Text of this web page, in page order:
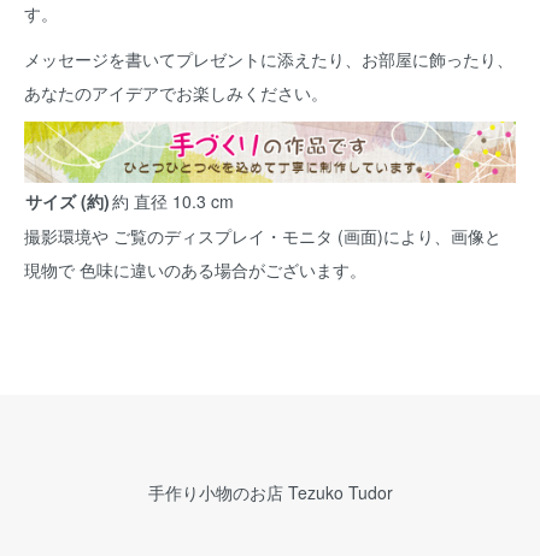
す。
メッセージを書いてプレゼントに添えたり、お部屋に飾ったり、
あなたのアイデアでお楽しみください。
サイズ (約)約 直径 10.3 cm
撮影環境や ご覧のディスプレイ・モニタ (画面)により、画像と
現物で 色味に違いのある場合がございます。
手作り小物のお店 Tezuko Tudor